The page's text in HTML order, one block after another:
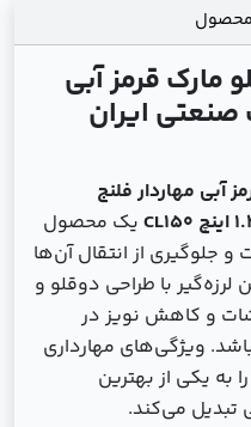
مارک قرمز آبی
صنعتی ایران
آبی مهاردار فلنج
یک محصول
جلوگیری از انتقال آن‌ها
با طراحی دوقلو و
و کاهش نویز در
ویژگی‌های مهارداری
به یکی از بهترین
تبدیل می‌کند.